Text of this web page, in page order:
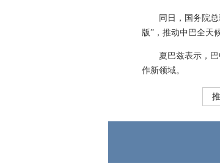
同日，国务院
版”，推动中巴全天
夏巴兹表示，
作新领域。